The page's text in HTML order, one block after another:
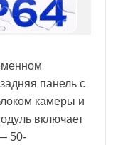
панель с
камеры и
включает
50-